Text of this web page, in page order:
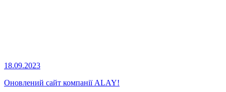
18.09.2023
Оновлений сайт компанії ALAY!